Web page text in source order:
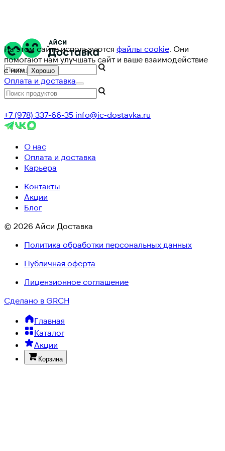
На этом сайте используются файлы cookie. Они
помогают нам улучшать сайт и ваше взаимодействие
с ним. Хорошо
Оплата и доставка
+7 (978) 337-66-35 info@ic-dostavka.ru
О нас
Оплата и доставка
Карьера
Контакты
Акции
Блог
© 2026 Айси Доставка
Политика обработки персональных данных
Публичная оферта
Лицензионное соглашение
Сделано в GRCH
Главная
Каталог
Акции
Корзина